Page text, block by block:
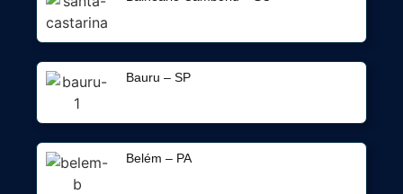
Bauru – SP
Belém – PA